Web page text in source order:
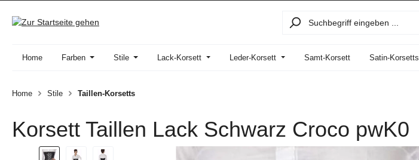
Home Farben Stile Lack-Korsett Leder-Korsett Samt-Korsett Satin-Korsetts
Home Stile Taillen-Korsetts
Korsett Taillen Lack Schwarz Croco pwK0
Bildergalerie überspringen